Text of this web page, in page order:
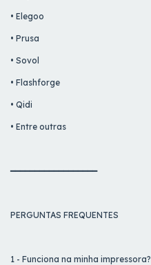
• Elegoo
• Prusa
• Sovol
• Flashforge
• Qidi
• Entre outras
━━━━━━━━━━━━━━━━━━
PERGUNTAS FREQUENTES
1 - Funciona na minha impressora?